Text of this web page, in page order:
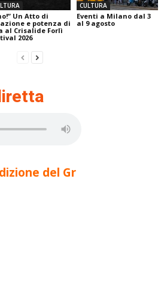
Un Atto di
e potenza di
al Crisalide Forlì
2026
CULTURA
Eventi a Milano dal 3
al 9 agosto
del Gr